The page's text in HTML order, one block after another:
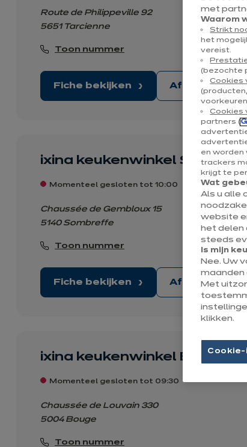
Route de Philippeville 92
5651 Tarcienne
Toon nummer
Fiche bekijken Afspraak
ixina keukenwinkel
Momenteel gesloten tot 10:00
Chaussée de Gembloux 15
5140 Sombreffe
Toon nummer
Fiche bekijken Afspraak
ixina keukenwinkel Bouge
Momenteel gesloten tot 09:30
Chaussée de Louvain 330
5004 Bouge
Toon nummer
met
Waarom
Strikt
het
vereist.
(bezochte
Cookies
Cookies
partners (
en worden
trackers
krijgt te
Wat
Als u alle
website
het delen
steeds
Is mijn
Nee. Uw
maanden
Met
klikken.